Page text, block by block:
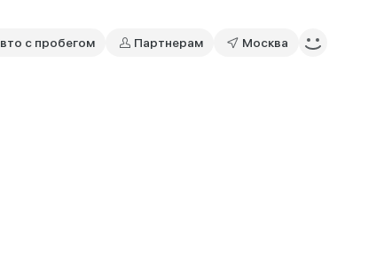
с пробегом Партнерам Москва